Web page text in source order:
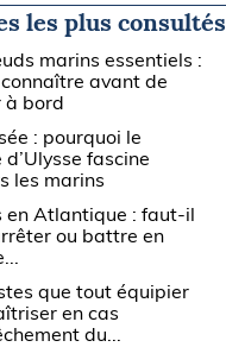
les plus consultés
marins essentiels :
avant de
à bord
: pourquoi le
fascine
les marins
en Atlantique : faut-il
ou battre en
que tout équipier
en cas
du...